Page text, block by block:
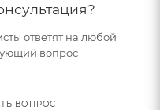
ответят на любой
вопрос
ВОПРОС